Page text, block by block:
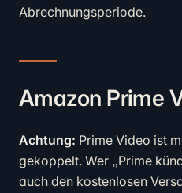
Abrechnungsperiode.
Amazon Prime
Achtung: Prime Video ist
gekoppelt. Wer „Prime
auch den kostenlosen